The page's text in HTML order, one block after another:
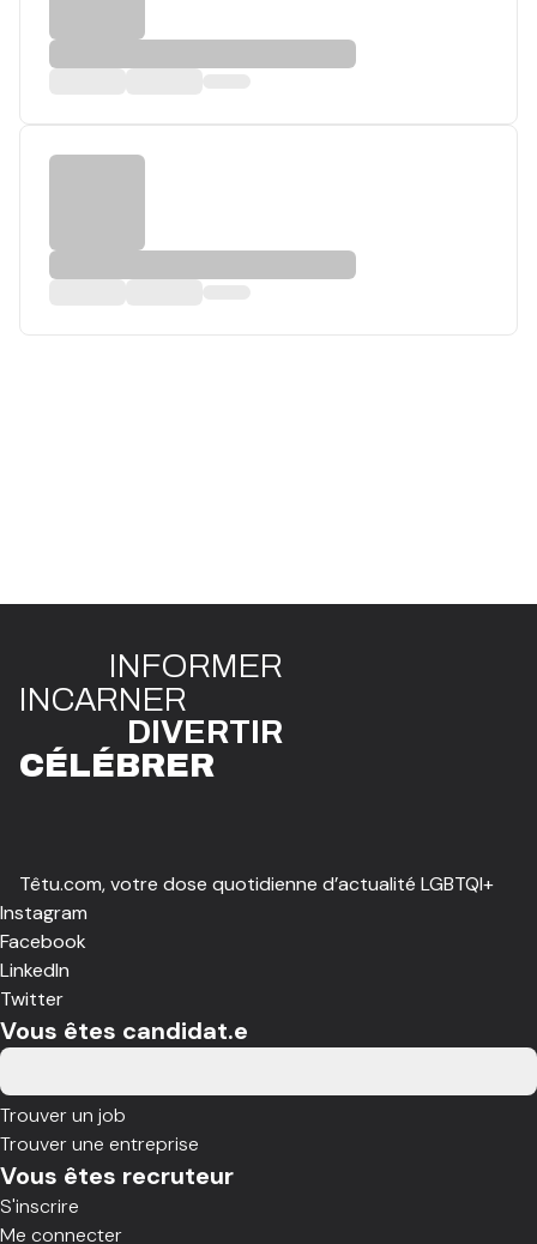
INFORMER
INCARNER
DIVERTIR
CÉLÉBRER
Têtu.com, votre dose quotidienne d’actualité LGBTQI+
Instagram
Facebook
LinkedIn
Twitter
Vous êtes candidat.e
Trouver un job
Trouver une entreprise
Vous êtes recruteur
S'inscrire
Me connecter